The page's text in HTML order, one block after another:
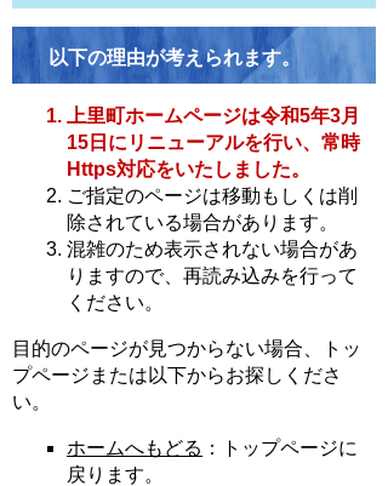
以下の理由が考えられます。
上里町ホームページは令和5年3月
15日にリニューアルを行い、常時
Https対応をいたしました。
ご指定のページは移動もしくは削
除されている場合があります。
混雑のため表示されない場合があ
りますので、再読み込みを行って
ください。
目的のページが見つからない場合、トッ
プページまたは以下からお探しくださ
い。
ホームへもどる ：トップページに
戻ります。